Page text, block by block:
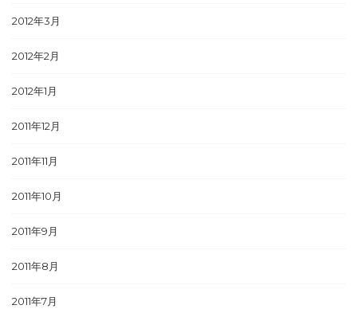
2012年3月
2012年2月
2012年1月
2011年12月
2011年11月
2011年10月
2011年9月
2011年8月
2011年7月